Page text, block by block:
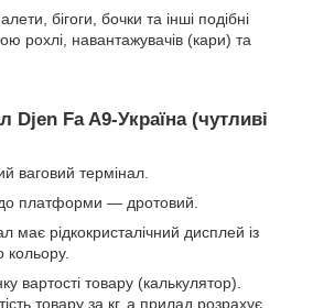
бігоги, бочки та інші подібні
рохлі, навантажувачів (кари) та
Djen Fa A9-Україна (чутливі
ваговий термінал.
платформи — дротовий.
має рідкокристалічний дисплей із
кольору.
вартості товару (калькулятор).
товару за кг, а прилад розрахує